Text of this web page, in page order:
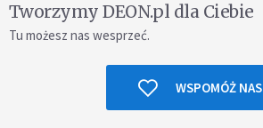
Tworzymy DEON.pl dla Ciebie
Tu możesz nas wesprzeć.
WSPOMÓŻ NAS